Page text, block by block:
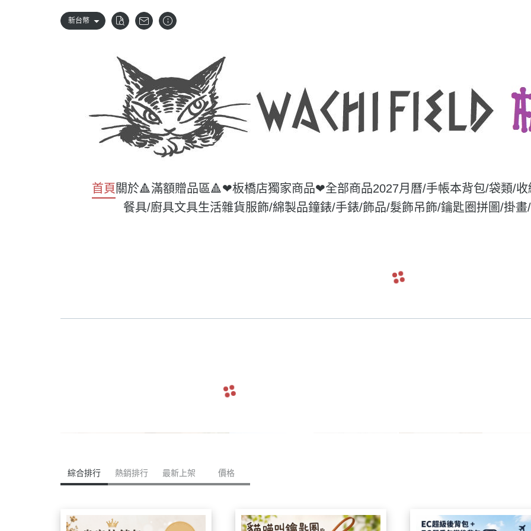
新台幣
首頁 關於🔺滿額贈品區🔺❤板橋店獨家商品❤全部商品2027月曆/手帳本背包/袋類/
餐具/廚具文具生活雜貨服飾/綿製品鐘錶/手錶/飾品/髮飾吊飾/鑰匙圈拼圖/掛畫
綜合排行 熱銷排行 最新上架 價格